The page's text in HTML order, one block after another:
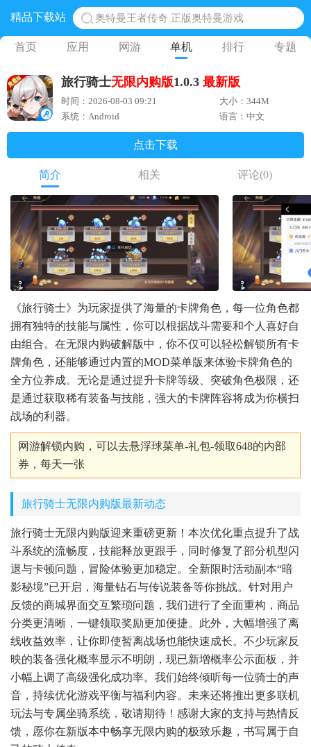
精品下载站
奥特曼王者传奇 正版奥特曼游戏
地铁跑酷体验服国际服 地铁跑酷体验服版本
网易光遇手游正版 点亮星空共庆周年
黎明觉醒生机腾讯正版 黎明觉醒生机国际服
蛋仔派对下载 蛋仔派对体验服
首页 应用 网游 单机 排行 专题
旅行骑士无限内购版1.0.3 最新版
时间：2026-08-03 09:21
大小：344M
系统：Android
语言：中文
点击下载
简介 相关 评论(0)
《旅行骑士》为玩家提供了海量的卡牌角色，每一位角色都
拥有独特的技能与属性，你可以根据战斗需要和个人喜好自
由组合。在无限内购破解版中，你不仅可以轻松解锁所有卡
牌角色，还能够通过内置的MOD菜单版来体验卡牌角色的
全方位养成。无论是通过提升卡牌等级、突破角色极限，还
是通过获取稀有装备与技能，强大的卡牌阵容将成为你横扫
战场的利器。
网游解锁内购，可以去悬浮球菜单-礼包-领取648的内部
券，每天一张
旅行骑士无限内购版最新动态
旅行骑士无限内购版迎来重磅更新！本次优化重点提升了战
斗系统的流畅度，技能释放更跟手，同时修复了部分机型闪
退与卡顿问题，冒险体验更加稳定。全新限时活动副本“暗
影秘境”已开启，海量钻石与传说装备等你挑战。针对用户
反馈的商城界面交互繁琐问题，我们进行了全面重构，商品
分类更清晰，一键领取奖励更加便捷。此外，大幅增强了离
线收益效率，让你即使暂离战场也能快速成长。不少玩家反
映的装备强化概率显示不明朗，现已新增概率公示面板，并
小幅上调了高级强化成功率。我们始终倾听每一位骑士的声
音，持续优化游戏平衡与福利内容。未来还将推出更多联机
玩法与专属坐骑系统，敬请期待！感谢大家的支持与热情反
馈，愿你在新版本中畅享无限内购的极致乐趣，书写属于自